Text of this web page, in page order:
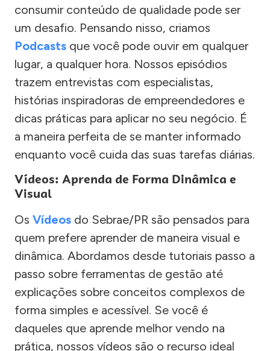
consumir conteúdo de qualidade pode ser
um desafio. Pensando nisso, criamos
Podcasts que você pode ouvir em qualquer
lugar, a qualquer hora. Nossos episódios
trazem entrevistas com especialistas,
histórias inspiradoras de empreendedores e
dicas práticas para aplicar no seu negócio. É
a maneira perfeita de se manter informado
enquanto você cuida das suas tarefas diárias.
Vídeos: Aprenda de Forma Dinâmica e
Visual
Os Vídeos do Sebrae/PR são pensados para
quem prefere aprender de maneira visual e
dinâmica. Abordamos desde tutoriais passo a
passo sobre ferramentas de gestão até
explicações sobre conceitos complexos de
forma simples e acessível. Se você é
daqueles que aprende melhor vendo na
prática, nossos vídeos são o recurso ideal